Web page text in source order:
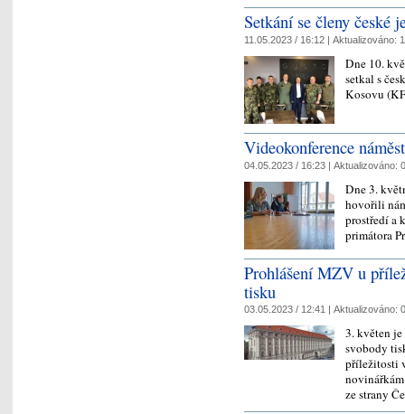
Setkání se členy české
11.05.2023 / 16:12 | Aktualizováno:
Dne 10.
setkal s
Kosovu
Videokonference
04.05.2023 / 16:23 | Aktualizováno:
Dne 3.
hovořili
prostředí a
primátora
Prohlášení MZV u
tisku
03.05.2023 / 12:41 | Aktualizováno:
3. květen
svobody
příležitosti
ze strany